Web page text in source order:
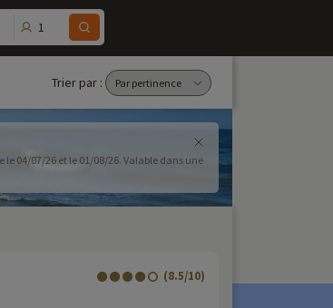
1
Trier par :
le 04/07/26 et le 01/08/26. Valable dans une
(8.5/10)